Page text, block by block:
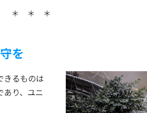
＊ ＊ ＊
を
きるものは
り、ユニ